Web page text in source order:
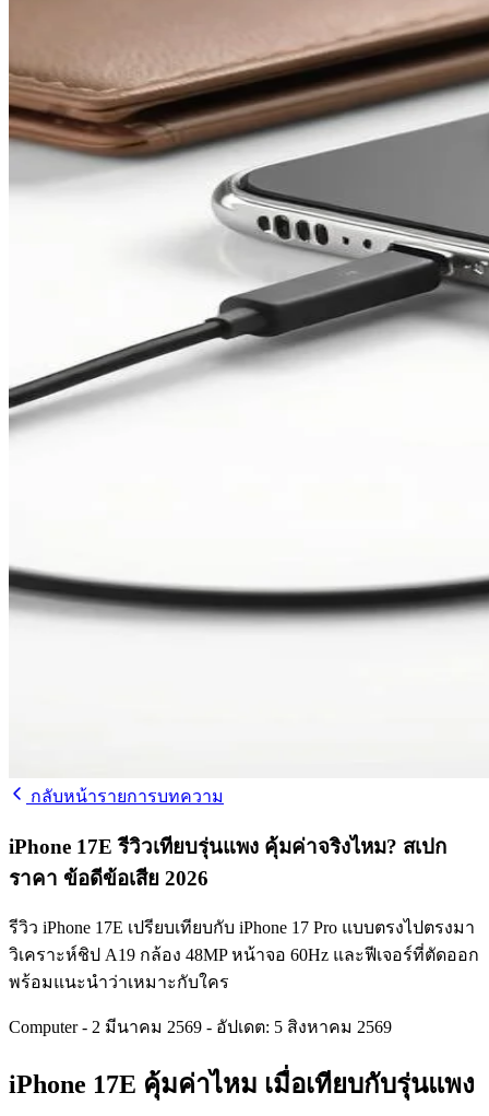
กลับหน้ารายการบทความ
iPhone 17E รีวิวเทียบรุ่นแพง คุ้มค่าจริงไหม? สเปก
ราคา ข้อดีข้อเสีย 2026
รีวิว iPhone 17E เปรียบเทียบกับ iPhone 17 Pro แบบตรงไปตรงมา
วิเคราะห์ชิป A19 กล้อง 48MP หน้าจอ 60Hz และฟีเจอร์ที่ตัดออก
พร้อมแนะนำว่าเหมาะกับใคร
Computer- 2 มีนาคม 2569 - อัปเดต: 5 สิงหาคม 2569
iPhone 17E คุ้มค่าไหม เมื่อเทียบกับรุ่นแพง